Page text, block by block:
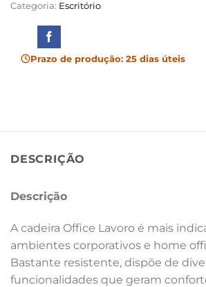
Categoria: Escritório
Prazo de produção: 25 dias úteis
DESCRIÇÃO
Descrição
A cadeira Office Lavoro é mais
ambientes corporativos e home
Bastante resistente, dispõe de
funcionalidades que geram